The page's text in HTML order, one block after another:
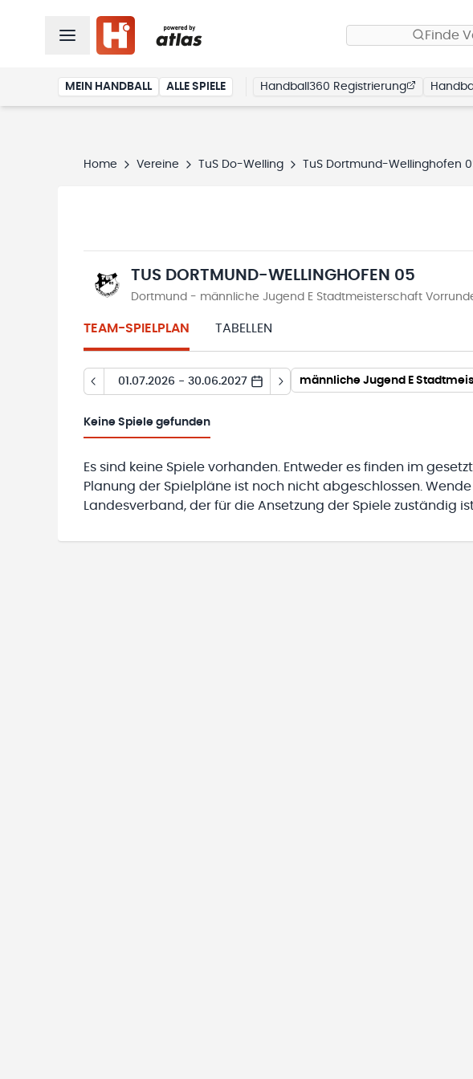
Finde
MEIN HANDBALL ALLE SPIELE Handball360 Registrierung
Home Vereine TuS Do-Welling TuS Dortmund-Wellinghofen
TUS DORTMUND-WELLINGHOFEN 05
Dortmund - männliche Jugend E Stadtmeisterschaft
TEAM-SPIELPLAN TABELLEN
01.07.2026 - 30.06.2027
Keine Spiele gefunden
Es sind keine Spiele vorhanden. Entweder es finden im
Planung der Spielpläne ist noch nicht abgeschlossen.
Landesverband, der für die Ansetzung der Spiele zuständig